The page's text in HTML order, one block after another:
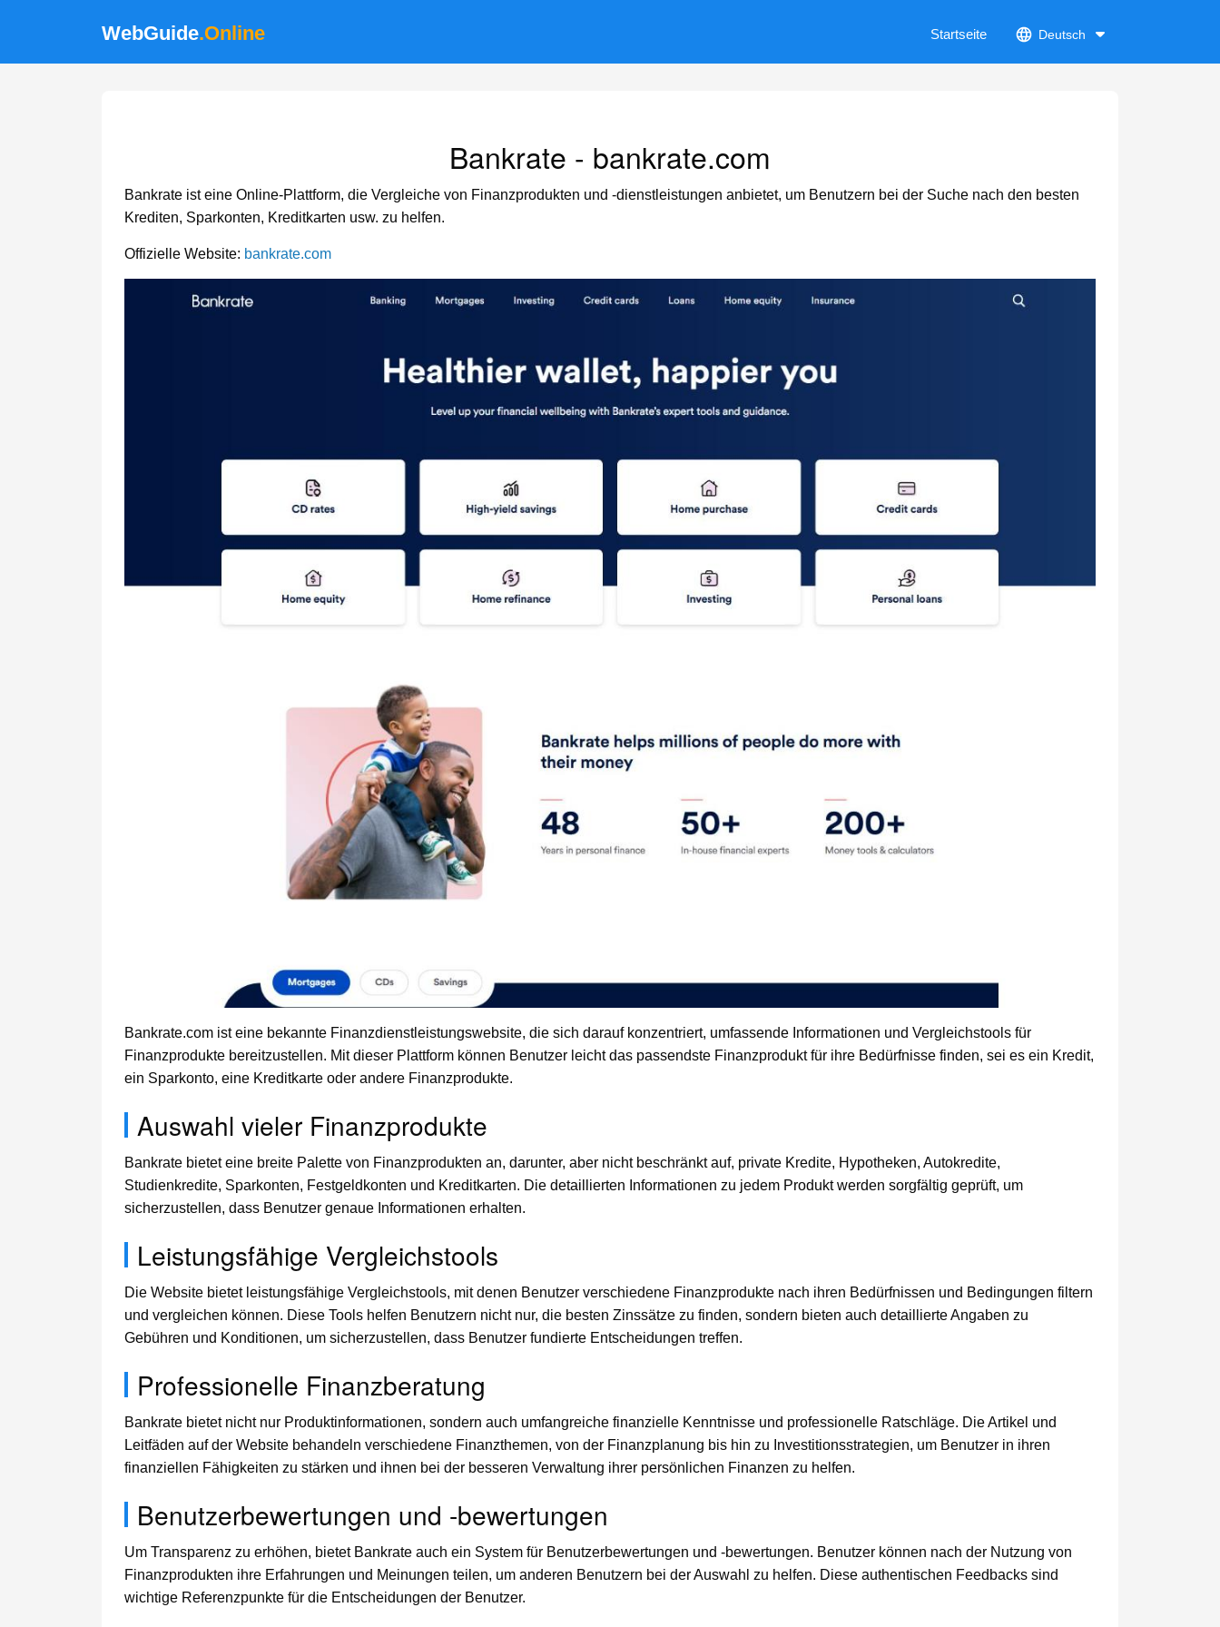
WebGuide.Online Startseite Deutsch
Bankrate - bankrate.com
Bankrate ist eine Online-Plattform, die Vergleiche von Finanzprodukten und -dienstleistungen anbietet, um Benutzern bei der Suche nach den besten
Krediten, Sparkonten, Kreditkarten usw. zu helfen.
Offizielle Website: bankrate.com
Bankrate.com ist eine bekannte Finanzdienstleistungswebsite, die sich darauf konzentriert, umfassende Informationen und Vergleichstools für
Finanzprodukte bereitzustellen. Mit dieser Plattform können Benutzer leicht das passendste Finanzprodukt für ihre Bedürfnisse finden, sei es ein Kredit,
ein Sparkonto, eine Kreditkarte oder andere Finanzprodukte.
Auswahl vieler Finanzprodukte
Bankrate bietet eine breite Palette von Finanzprodukten an, darunter, aber nicht beschränkt auf, private Kredite, Hypotheken, Autokredite,
Studienkredite, Sparkonten, Festgeldkonten und Kreditkarten. Die detaillierten Informationen zu jedem Produkt werden sorgfältig geprüft, um
sicherzustellen, dass Benutzer genaue Informationen erhalten.
Leistungsfähige Vergleichstools
Die Website bietet leistungsfähige Vergleichstools, mit denen Benutzer verschiedene Finanzprodukte nach ihren Bedürfnissen und Bedingungen filtern
und vergleichen können. Diese Tools helfen Benutzern nicht nur, die besten Zinssätze zu finden, sondern bieten auch detaillierte Angaben zu
Gebühren und Konditionen, um sicherzustellen, dass Benutzer fundierte Entscheidungen treffen.
Professionelle Finanzberatung
Bankrate bietet nicht nur Produktinformationen, sondern auch umfangreiche finanzielle Kenntnisse und professionelle Ratschläge. Die Artikel und
Leitfäden auf der Website behandeln verschiedene Finanzthemen, von der Finanzplanung bis hin zu Investitionsstrategien, um Benutzer in ihren
finanziellen Fähigkeiten zu stärken und ihnen bei der besseren Verwaltung ihrer persönlichen Finanzen zu helfen.
Benutzerbewertungen und -bewertungen
Um Transparenz zu erhöhen, bietet Bankrate auch ein System für Benutzerbewertungen und -bewertungen. Benutzer können nach der Nutzung von
Finanzprodukten ihre Erfahrungen und Meinungen teilen, um anderen Benutzern bei der Auswahl zu helfen. Diese authentischen Feedbacks sind
wichtige Referenzpunkte für die Entscheidungen der Benutzer.